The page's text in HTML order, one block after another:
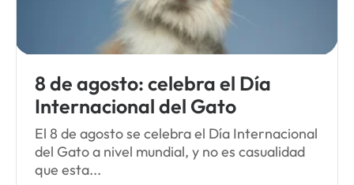
8 de agosto: celebra el Día
Internacional del Gato
El 8 de agosto se celebra el Día Internacional
del Gato a nivel mundial, y no es casualidad
que esta...